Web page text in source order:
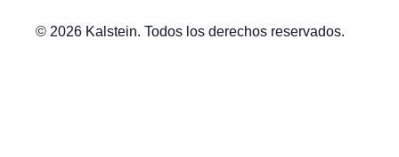
© 2026 Kalstein. Todos los derechos reservados.